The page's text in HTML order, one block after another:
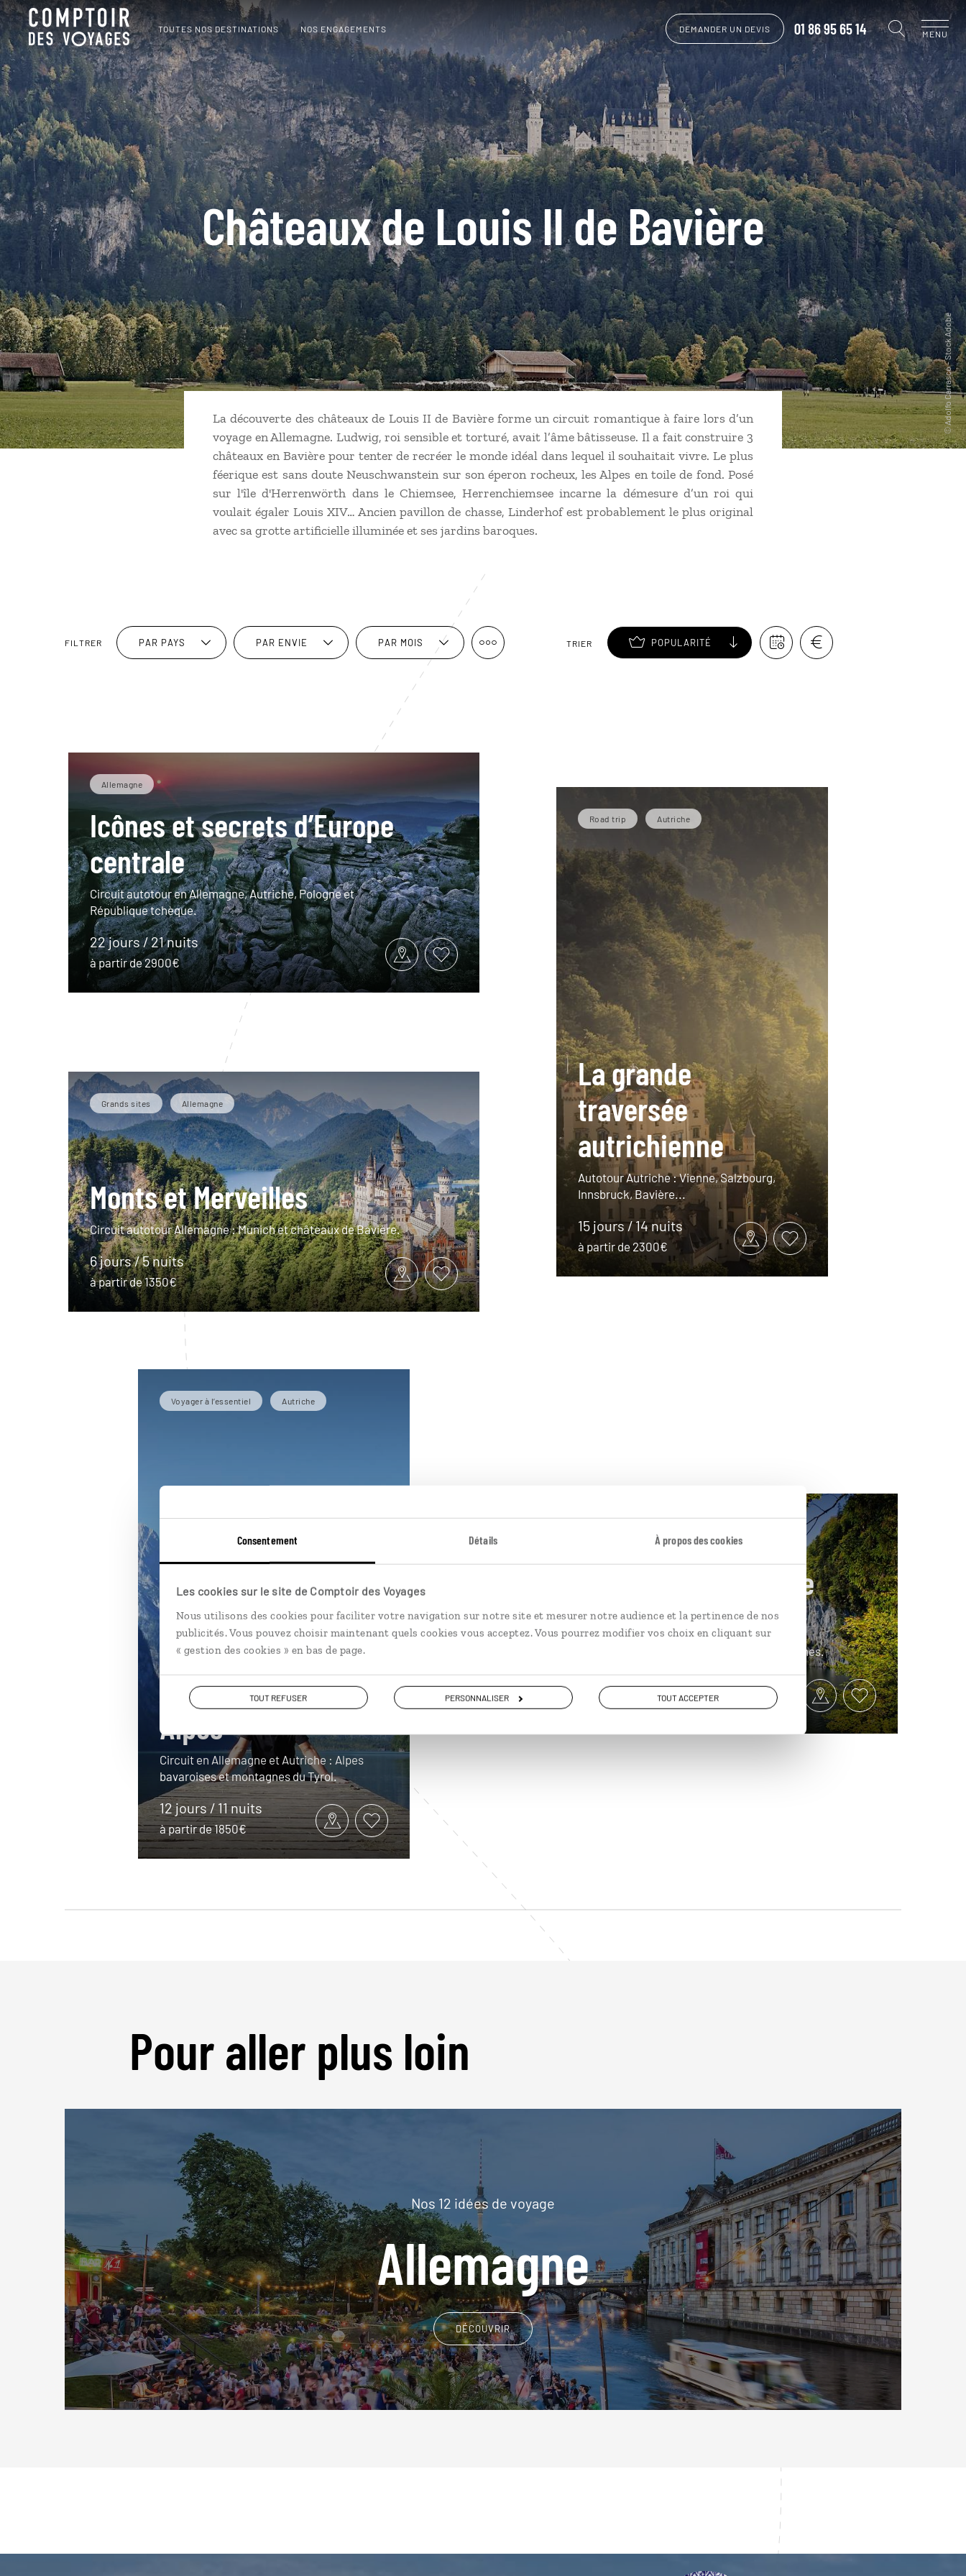
Consentement Détails À propos des cookies
Les cookies sur le site de Comptoir des Voyages
Nous utilisons des cookies pour faciliter votre navigation sur notre site et mesurer notre audience et la pertinence de nos
publicités. Vous pouvez choisir maintenant quels cookies vous acceptez. Vous pourrez modifier vos choix en cliquant sur
« gestion des cookies » en bas de page.
TOUT REFUSER PERSONNALISER TOUT ACCEPTER
TOUTES NOS DESTINATIONS NOS ENGAGEMENTS DEMANDER UN DEVIS 01 86 95 65 14 MENU
Châteaux de Louis II de Bavière
La découverte des châteaux de Louis II de Bavière forme un circuit romantique à faire lors d’un
voyage en Allemagne. Ludwig, roi sensible et torturé, avait l’âme bâtisseuse. Il a fait construire 3
châteaux en Bavière pour tenter de recréer le monde idéal dans lequel il souhaitait vivre. Le plus
féerique est sans doute Neuschwanstein sur son éperon rocheux, les Alpes en toile de fond. Posé
sur l'île d'Herrenwörth dans le Chiemsee, Herrenchiemsee incarne la démesure d’un roi qui
voulait égaler Louis XIV… Ancien pavillon de chasse, Linderhof est probablement le plus original
avec sa grotte artificielle illuminée et ses jardins baroques.
FILTRER PAR PAYS PAR ENVIE PAR MOIS TRIER POPULARITÉ
Allemagne
Icônes et secrets d’Europe
centrale
Circuit autotour en Allemagne, Autriche, Pologne et
République tchèque.
22 jours / 21 nuits
à partir de 2900€
Grands sites Allemagne
Monts et Merveilles
Circuit autotour Allemagne : Munich et châteaux de Bavière.
6 jours / 5 nuits
à partir de 1350€
Road trip Autriche
La grande
traversée
autrichienne
Autotour Autriche : Vienne, Salzbourg,
Innsbruck, Bavière...
15 jours / 14 nuits
à partir de 2300€
Voyager à l’essentiel Autriche
Le meilleur des
Alpes
Circuit en Allemagne et Autriche : Alpes
bavaroises et montagnes du Tyrol.
12 jours / 11 nuits
à partir de 1850€
Cartes postales de Bavière
et Tyrol
Circuit autotour de châteaux bavarois en villes autrichiennes.
8 jours / 7 nuits
à partir de 1350€
Pour aller plus loin
Nos 12 idées de voyage
Allemagne
DÉCOUVRIR